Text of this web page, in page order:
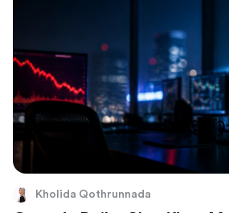
Kholida Qothrunnada